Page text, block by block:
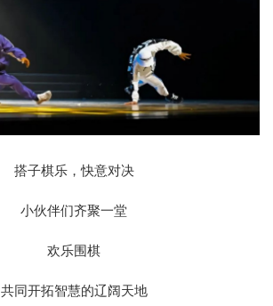
搭子棋乐，快意对决
小伙伴们齐聚一堂
欢乐围棋
共同开拓智慧的辽阔天地